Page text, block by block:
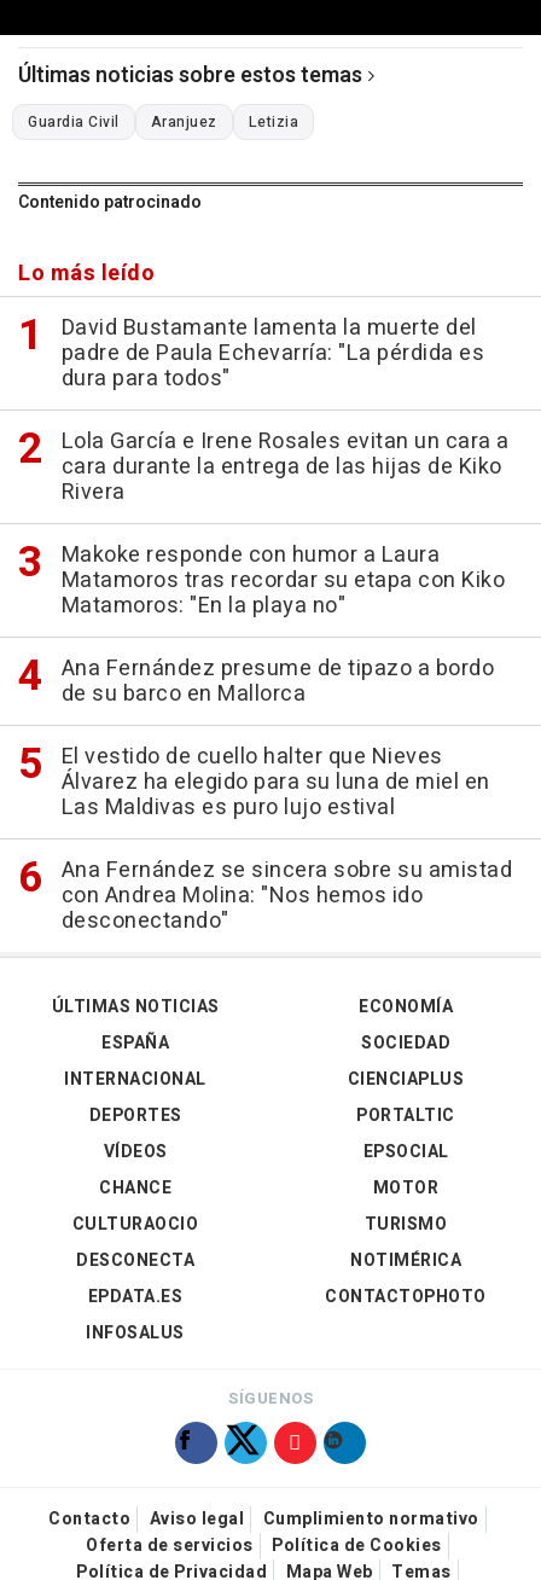
Últimas noticias sobre estos temas
Guardia Civil Aranjuez Letizia
Contenido patrocinado
Lo más leído
David Bustamante lamenta la muerte del
padre de Paula Echevarría: "La pérdida es
dura para todos"
Lola García e Irene Rosales evitan un cara a
cara durante la entrega de las hijas de Kiko
Rivera
Makoke responde con humor a Laura
Matamoros tras recordar su etapa con Kiko
Matamoros: "En la playa no"
Ana Fernández presume de tipazo a bordo
de su barco en Mallorca
El vestido de cuello halter que Nieves
Álvarez ha elegido para su luna de miel en
Las Maldivas es puro lujo estival
Ana Fernández se sincera sobre su amistad
con Andrea Molina: "Nos hemos ido
desconectando"
ÚLTIMAS NOTICIAS
ESPAÑA
INTERNACIONAL
DEPORTES
VÍDEOS
ECONOMÍA
SOCIEDAD
CIENCIAPLUS
PORTALTIC
EPSOCIAL
CHANCE
CULTURAOCIO
DESCONECTA
EPDATA.ES
INFOSALUS
MOTOR
TURISMO
NOTIMÉRICA
CONTACTOPHOTO
SÍGUENOS
Contacto Aviso legal
Cumplimiento normativo
Oferta de servicios
Política de Cookies
Política de Privacidad
Mapa Web Temas